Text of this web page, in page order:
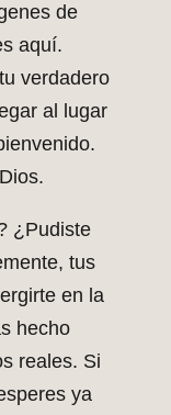
de
aquí.
verdadero
al lugar
¿Pudiste
tus
en la
hecho
reales. Si
ya